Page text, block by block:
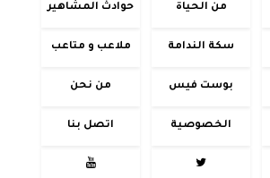
من الحياة حوادث المشاهير
سكة الندامة ملاعب و متاعب
بوست فيس من نحن
الخصوصية اتصل بنا

